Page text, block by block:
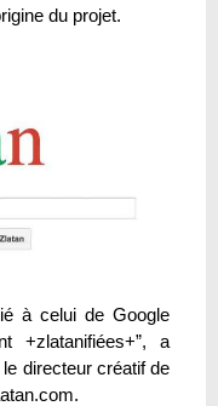
du projet.
à celui de Google
+zlatanifiées+”, a
le directeur créatif de